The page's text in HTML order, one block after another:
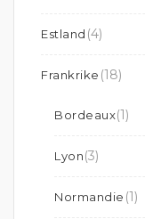
Estland (4)
Frankrike (18)
Bordeaux(1)
Lyon(3)
Normandie (1)